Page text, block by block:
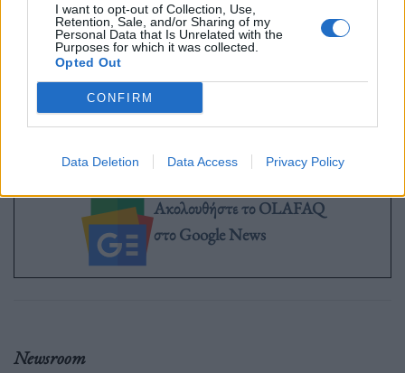
I want to opt-out of Collection, Use,
Retention, Sale, and/or Sharing of my
Personal Data that Is Unrelated with the
Purposes for which it was collected.
Opted Out
CONFIRM
Data Deletion Data Access Privacy Policy
Ακολουθήστε το OLAFAQ
στο Google News
Newsroom